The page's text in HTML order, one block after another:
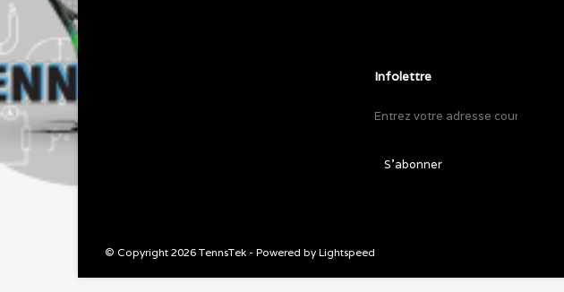
Infolettre
S'abonner
© Copyright 2026 TennsTek - Powered by Lightspeed